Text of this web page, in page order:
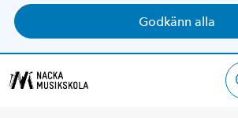
Godkänn alla